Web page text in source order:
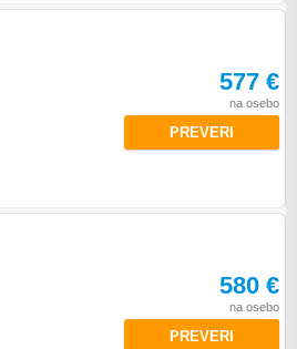
577 €
na osebo
PREVERI
580 €
na osebo
PREVERI